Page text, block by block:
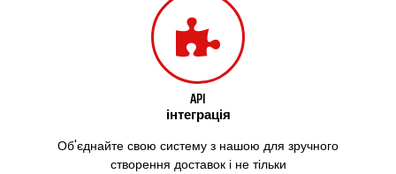
API
інтеграція
Об'єднайте свою систему з нашою для зручного
створення доставок і не тільки
Білгород-Дністровський